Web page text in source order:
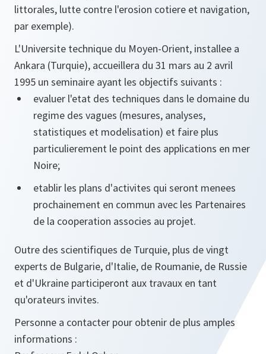
littorales, lutte contre l'erosion cotiere et navigation,
par exemple).
L'Universite technique du Moyen-Orient, installee a
Ankara (Turquie), accueillera du 31 mars au 2 avril
1995 un seminaire ayant les objectifs suivants :
evaluer l'etat des techniques dans le domaine du
regime des vagues (mesures, analyses,
statistiques et modelisation) et faire plus
particulierement le point des applications en mer
Noire;
etablir les plans d'activites qui seront menees
prochainement en commun avec les Partenaires
de la cooperation associes au projet.
Outre des scientifiques de Turquie, plus de vingt
experts de Bulgarie, d'Italie, de Roumanie, de Russie
et d'Ukraine participeront aux travaux en tant
qu'orateurs invites.
Personne a contacter pour obtenir de plus amples
informations :